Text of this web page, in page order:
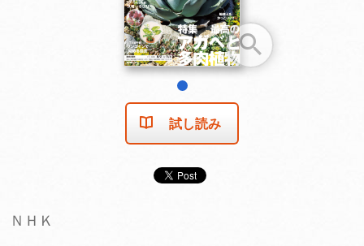
試し読み
ＮＨＫ